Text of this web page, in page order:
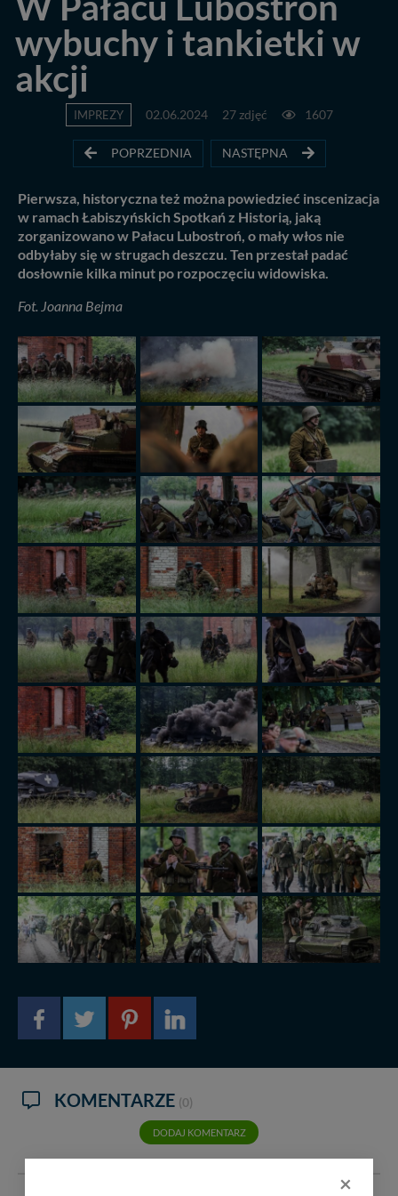
wybuchy i tankietki w
akcji
IMPREZY 02.06.2024 27 zdjęć 1607
POPRZEDNIA NASTĘPNA
Pierwsza, historyczna też można powiedzieć inscenizacja
w ramach Łabiszyńskich Spotkań z Historią, jaką
zorganizowano w Pałacu Lubostroń, o mały włos nie
odbyłaby się w strugach deszczu. Ten przestał padać
dosłownie kilka minut po rozpoczęciu widowiska.
Fot. Joanna Bejma
KOMENTARZE (0)
DODAJ KOMENTARZ
×